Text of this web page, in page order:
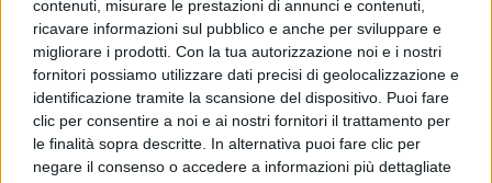
contenuti, misurare le prestazioni di annunci e contenuti,
ricavare informazioni sul pubblico e anche per sviluppare e
migliorare i prodotti. Con la tua autorizzazione noi e i nostri
fornitori possiamo utilizzare dati precisi di geolocalizzazione e
identificazione tramite la scansione del dispositivo. Puoi fare
clic per consentire a noi e ai nostri fornitori il trattamento per
le finalità sopra descritte. In alternativa puoi fare clic per
negare il consenso o accedere a informazioni più dettagliate